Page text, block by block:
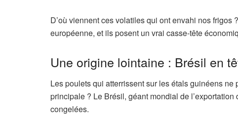
D’où viennent ces volatiles qui ont envahi nos
européenne, et ils posent un vrai casse-tête
Une origine lointaine : Brésil en
Les poulets qui atterrissent sur les étals guinéens
principale ? Le Brésil, géant mondial de
congelées.